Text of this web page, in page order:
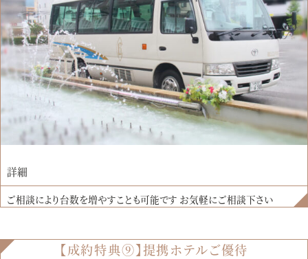
詳細
ご相談により台数を増やすことも可能です お気軽にご相談下さい
【成約特典⑨】提携ホテルご優待